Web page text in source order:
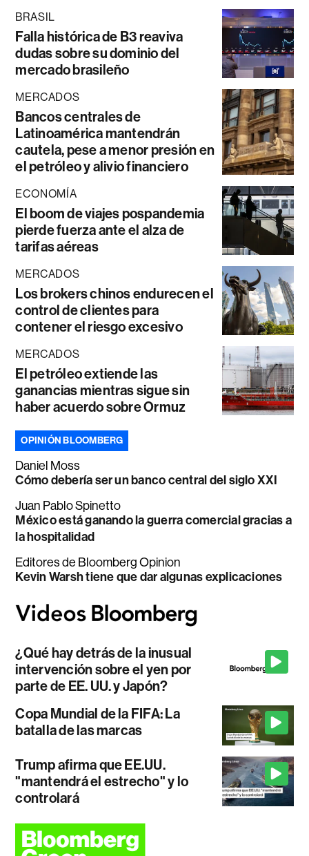
BRASIL
Falla histórica de B3 reaviva
dudas sobre su dominio del
mercado brasileño
MERCADOS
Bancos centrales de
Latinoamérica mantendrán
cautela, pese a menor presión en
el petróleo y alivio financiero
ECONOMÍA
El boom de viajes pospandemia
pierde fuerza ante el alza de
tarifas aéreas
MERCADOS
Los brokers chinos endurecen el
control de clientes para
contener el riesgo excesivo
MERCADOS
El petróleo extiende las
ganancias mientras sigue sin
haber acuerdo sobre Ormuz
OPINIÓN BLOOMBERG
Daniel Moss
Cómo debería ser un banco central del siglo XXI
Juan Pablo Spinetto
México está ganando la guerra comercial gracias a
la hospitalidad
Editores de Bloomberg Opinion
Kevin Warsh tiene que dar algunas explicaciones
¿Qué hay detrás de la inusual
intervención sobre el yen por
parte de EE. UU. y Japón?
Copa Mundial de la FIFA: La
batalla de las marcas
Trump afirma que EE.UU.
"mantendrá el estrecho" y lo
controlará